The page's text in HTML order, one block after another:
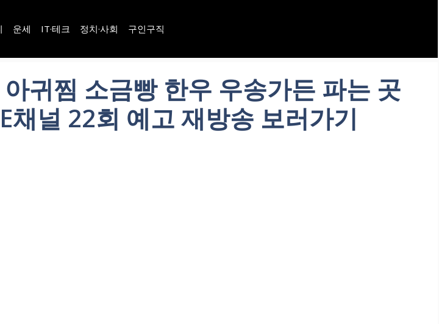
운세 IT·테크 정치·사회 구인구직
귀찜 소금빵 한우 우송가든 파는 곳
널 22회 예고 재방송 보러가기